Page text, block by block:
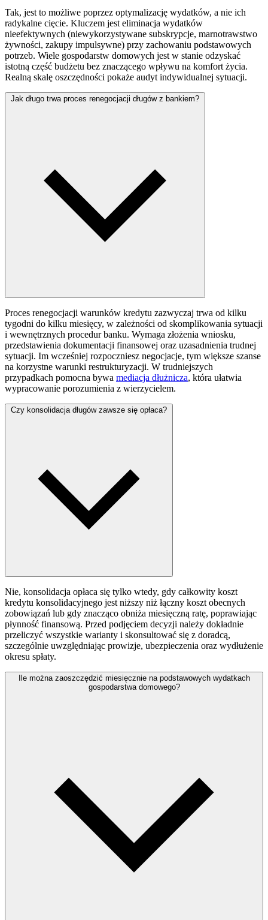
Tak, jest to możliwe poprzez optymalizację wydatków, a nie ich
radykalne cięcie. Kluczem jest eliminacja wydatków
nieefektywnych (niewykorzystywane subskrypcje, marnotrawstwo
żywności, zakupy impulsywne) przy zachowaniu podstawowych
potrzeb. Wiele gospodarstw domowych jest w stanie odzyskać
istotną część budżetu bez znaczącego wpływu na komfort życia.
Realną skalę oszczędności pokaże audyt indywidualnej sytuacji.
Jak długo trwa proces renegocjacji długów z bankiem?
Proces renegocjacji warunków kredytu zazwyczaj trwa od kilku
tygodni do kilku miesięcy, w zależności od skomplikowania sytuacji
i wewnętrznych procedur banku. Wymaga złożenia wniosku,
przedstawienia dokumentacji finansowej oraz uzasadnienia trudnej
sytuacji. Im wcześniej rozpoczniesz negocjacje, tym większe szanse
na korzystne warunki restrukturyzacji. W trudniejszych
przypadkach pomocna bywa mediacja dłużnicza, która ułatwia
wypracowanie porozumienia z wierzycielem.
Czy konsolidacja długów zawsze się opłaca?
Nie, konsolidacja opłaca się tylko wtedy, gdy całkowity koszt
kredytu konsolidacyjnego jest niższy niż łączny koszt obecnych
zobowiązań lub gdy znacząco obniża miesięczną ratę, poprawiając
płynność finansową. Przed podjęciem decyzji należy dokładnie
przeliczyć wszystkie warianty i skonsultować się z doradcą,
szczególnie uwzględniając prowizje, ubezpieczenia oraz wydłużenie
okresu spłaty.
Ile można zaoszczędzić miesięcznie na podstawowych wydatkach
gospodarstwa domowego?